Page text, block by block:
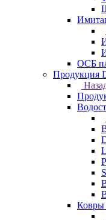
ОСБ
Продукция
Ковры